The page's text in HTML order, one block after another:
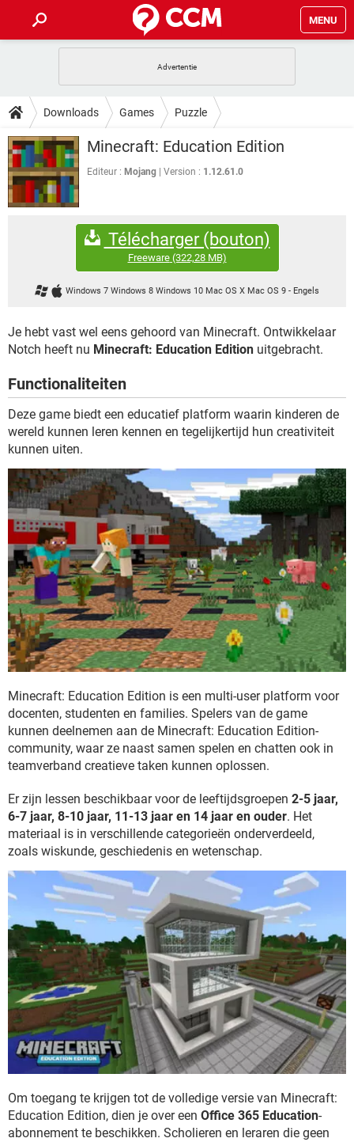
MENU
INSTAGRAM WINDOWS 10
NETFLIX CORONAVIRUS
GRATIS SNAPCHAT
TIKTOK
HOW-TO
VIDEOBELLEN GAMES
INSTAGRAM
NETFLIX
DOWNLOADS
VIDEOBELLEN GAMES
INSTAGRAM
CORONAVIRUS
SNAPCHAT
FORUM
WINDOWS 10
CORONAVIRUS
GRATIS SNAPCHAT
GAMES
GRATIS SNAPCHAT
Downloads Games Puzzle
Minecraft: Education Edition
Editeur : Mojang Version : 1.12.61.0
Télécharger (bouton)
Freeware(322,28 MB)
Windows 7 Windows 8 Windows 10 Mac OS X Mac OS 9- Engels
Je hebt vast wel eens gehoord van Minecraft. Ontwikkelaar
Notch heeft nu Minecraft: Education Edition uitgebracht.
Functionaliteiten
Deze game biedt een educatief platform waarin kinderen de
wereld kunnen leren kennen en tegelijkertijd hun creativiteit
kunnen uiten.
Minecraft: Education Edition is een multi-user platform voor
docenten, studenten en families. Spelers van de game
kunnen deelnemen aan de Minecraft: Education Edition-
community, waar ze naast samen spelen en chatten ook in
teamverband creatieve taken kunnen oplossen.
Er zijn lessen beschikbaar voor de leeftijdsgroepen 2-5 jaar,
6-7 jaar, 8-10 jaar, 11-13 jaar en 14 jaar en ouder. Het
materiaal is in verschillende categorieën onderverdeeld,
zoals wiskunde, geschiedenis en wetenschap.
Om toegang te krijgen tot de volledige versie van Minecraft:
Education Edition, dien je over een Office 365 Education-
abonnement te beschikken. Scholieren en leraren die geen